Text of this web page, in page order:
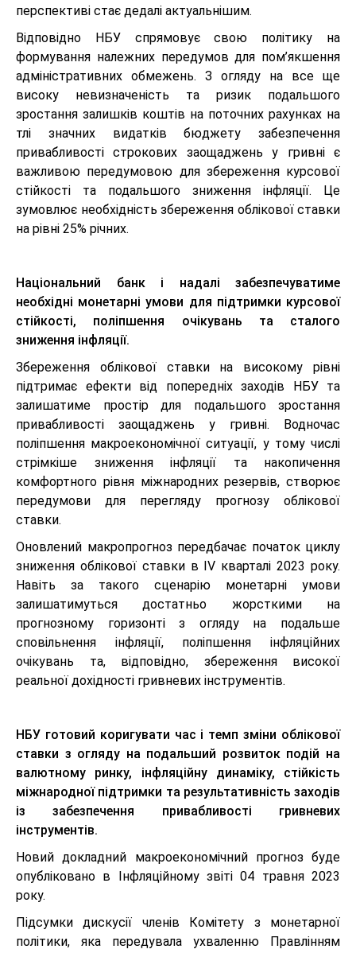
перспективі стає дедалі актуальнішим.
Відповідно НБУ спрямовує свою політику на
формування належних передумов для пом’якшення
адміністративних обмежень. З огляду на все ще
високу невизначеність та ризик подальшого
зростання залишків коштів на поточних рахунках на
тлі значних видатків бюджету забезпечення
привабливості строкових заощаджень у гривні є
важливою передумовою для збереження курсової
стійкості та подальшого зниження інфляції. Це
зумовлює необхідність збереження облікової ставки
на рівні 25% річних.
Національний банк і надалі забезпечуватиме
необхідні монетарні умови для підтримки курсової
стійкості, поліпшення очікувань та сталого
зниження інфляції.
Збереження облікової ставки на високому рівні
підтримає ефекти від попередніх заходів НБУ та
залишатиме простір для подальшого зростання
привабливості заощаджень у гривні. Водночас
поліпшення макроекономічної ситуації, у тому числі
стрімкіше зниження інфляції та накопичення
комфортного рівня міжнародних резервів, створює
передумови для перегляду прогнозу облікової
ставки.
Оновлений макропрогноз передбачає початок циклу
зниження облікової ставки в IV кварталі 2023 року.
Навіть за такого сценарію монетарні умови
залишатимуться достатньо жорсткими на
прогнозному горизонті з огляду на подальше
сповільнення інфляції, поліпшення інфляційних
очікувань та, відповідно, збереження високої
реальної дохідності гривневих інструментів.
НБУ готовий коригувати час і темп зміни облікової
ставки з огляду на подальший розвиток подій на
валютному ринку, інфляційну динаміку, стійкість
міжнародної підтримки та результативність заходів
із забезпечення привабливості гривневих
інструментів.
Новий докладний макроекономічний прогноз буде
опубліковано в Інфляційному звіті 04 травня 2023
року.
Підсумки дискусії членів Комітету з монетарної
політики, яка передувала ухваленню Правлінням